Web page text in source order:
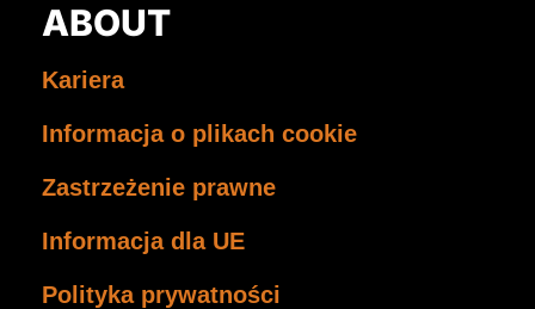
ABOUT
Kariera
Informacja o plikach cookie
Zastrzeżenie prawne
Informacja dla UE
Polityka prywatności